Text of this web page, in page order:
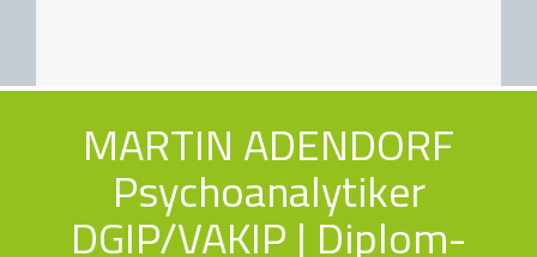
MARTIN ADENDORF
Psychoanalytiker
DGIP/VAKIP | Diplom-